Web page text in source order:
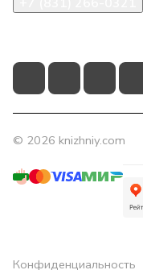
© 2026 knizhniy.com
Конфиденциальность